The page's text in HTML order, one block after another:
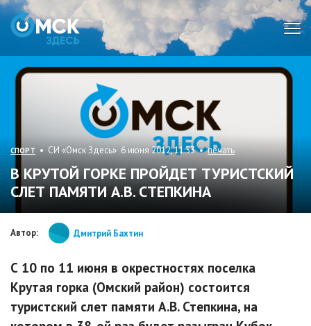
СПОРТ • СИ «Омск Здесь» 6 июня 2012, 11:53 •печать
В КРУТОЙ ГОРКЕ ПРОЙДЕТ ТУРИСТСКИЙ
СЛЕТ ПАМЯТИ А.В. СТЕПКИНА
Автор: Дмитрий Бахтин
С 10 по 11 июня в окрестностях поселка
Крутая горка (Омский район) состоится
туристский слет памяти А.В. Степкина, на